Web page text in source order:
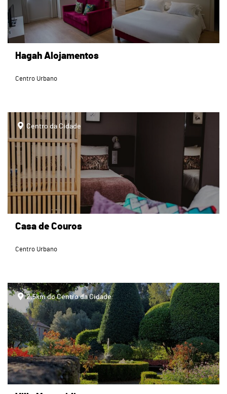
Hagah Alojamentos
Centro Urbano
page
Centro da Cidade
Casa de Couros
Centro Urbano
page
2,5km do Centro da Cidade